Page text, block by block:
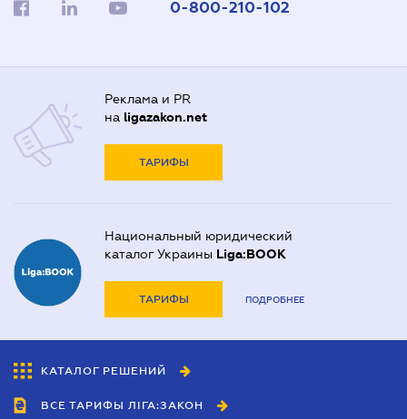
0-800-210-102
Реклама и PR
на ligazakon.net
ТАРИФЫ
Национальный юридический
каталог Украины Liga:BOOK
ТАРИФЫ ПОДРОБНЕЕ
КАТАЛОГ РЕШЕНИЙ
ВСЕ ТАРИФЫ ЛІГА:ЗАКОН